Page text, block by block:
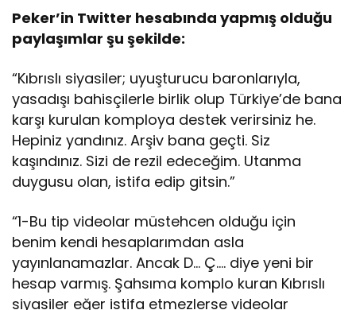
Peker’in Twitter hesabında yapmış olduğu
paylaşımlar şu şekilde:
“Kıbrıslı siyasiler; uyuşturucu baronlarıyla,
yasadışı bahisçilerle birlik olup Türkiye’de bana
karşı kurulan komploya destek verirsiniz he.
Hepiniz yandınız. Arşiv bana geçti. Siz
kaşındınız. Sizi de rezil edeceğim. Utanma
duygusu olan, istifa edip gitsin.”
“1-Bu tip videolar müstehcen olduğu için
benim kendi hesaplarımdan asla
yayınlanamazlar. Ancak D… Ç…. diye yeni bir
hesap varmış. Şahsıma komplo kuran Kıbrıslı
siyasiler eğer istifa etmezlerse videolar